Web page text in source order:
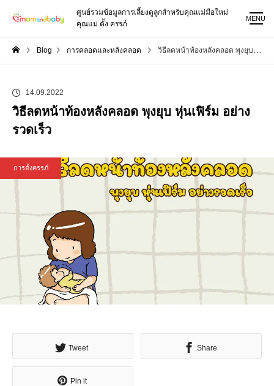
ศูนย์รวมข้อมูลการเลี้ยงดูลูกสำหรับคุณแม่มือใหม่
คุณแม่ ตั้ง ครรภ์
MENU
Blog การคลอดและหลังคลอด วิธีลดหน้าท้องหลังคลอด พุงยุบ หุ่นเฟิร์ม อย่างรวดเร็ว
14.09.2022
วิธีลดหน้าท้องหลังคลอด พุงยุบ หุ่นเฟิร์ม อย่าง
รวดเร็ว
การตั้งครรภ์
Tweet Share
Pin it